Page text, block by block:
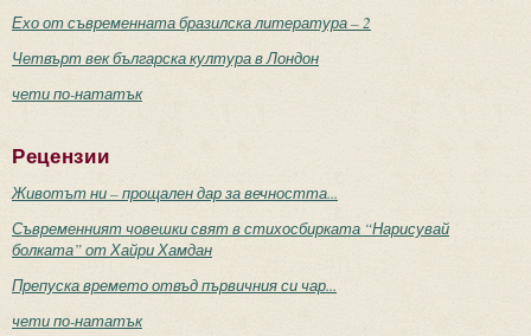
Ехо от съвременната бразилска литература – 2
Четвърт век българска култура в Лондон
чети по-нататък
Рецензии
Животът ни – прощален дар за вечността...
Съвременният човешки свят в стихосбирката “Нарисувай
болката” от Хайри Хамдан
Препуска времето отвъд първичния си чар...
чети по-нататък